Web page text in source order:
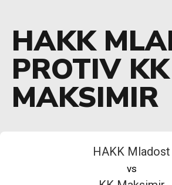
HAKK
PROTIV KK
MAKSIMIR
HAKK Mladost
vs